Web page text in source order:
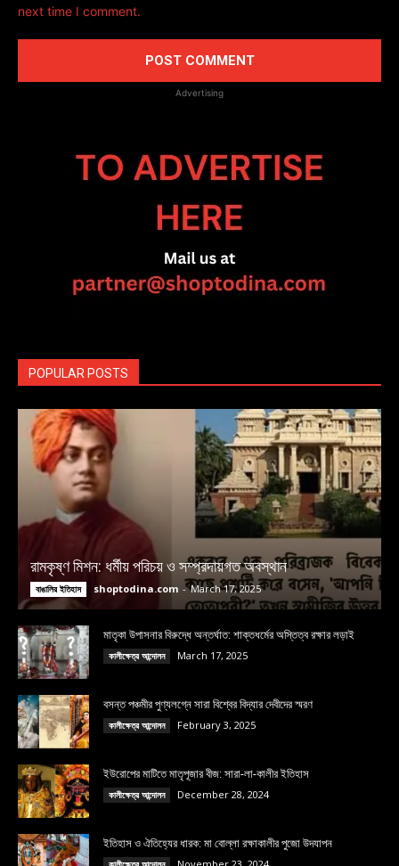
next time I comment.
Advertising
POPULAR POSTS
রামকৃষ্ণ মিশন: ধর্মীয় পরিচয় ও সম্প্রদায়গত অবস্থান
বাঙালির ইতিহাস shoptodina.com - March 17, 2025
মাতৃকা উপাসনার বিরুদ্ধে অন্তর্ঘাত: শাক্তধর্মের অস্তিত্ব রক্ষার লড়াই
কালীক্ষেত্র আন্দোলন March 17, 2025
বসন্ত পঞ্চমীর পুণ্যলগ্নে সারা বিশ্বের বিদ্যার দেবীদের স্মরণ
কালীক্ষেত্র আন্দোলন February 3, 2025
ইউরোপের মাটিতে মাতৃপূজার বীজ: সারা-লা-কালীর ইতিহাস
কালীক্ষেত্র আন্দোলন December 28, 2024
ইতিহাস ও ঐতিহ্যের ধারক: মা বোল্লা রক্ষাকালীর পুজো উদযাপন